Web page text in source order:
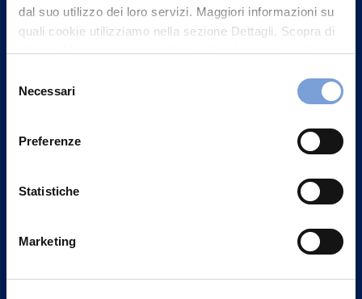
dal suo utilizzo dei loro servizi. Maggiori informazioni su
quali cookie utilizziamo nella sezione Dettagli. Scopra di
più su chi siamo, come può contattarci e come trattiamo i
può trovare nel footer del sito nella sezione "Informativa
delNecessari
Preferenze
Statistiche
Marketing
Vittoria Assicurazioni S.p.A.
Part. IVA 01329510158